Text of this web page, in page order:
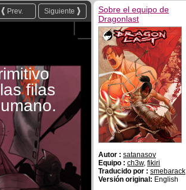
Siguiente
Prev.
filas
Sobre el equipo de
Dragonlast
Autor : satanasov
Equipo : ch3w, fikiri
Traducido por : smebarack
Versión original: English